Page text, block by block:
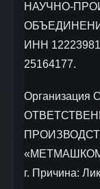
НАУЧНО-
ИНН
25164177.
«МЕТМАШКОМ»
г. Причина: